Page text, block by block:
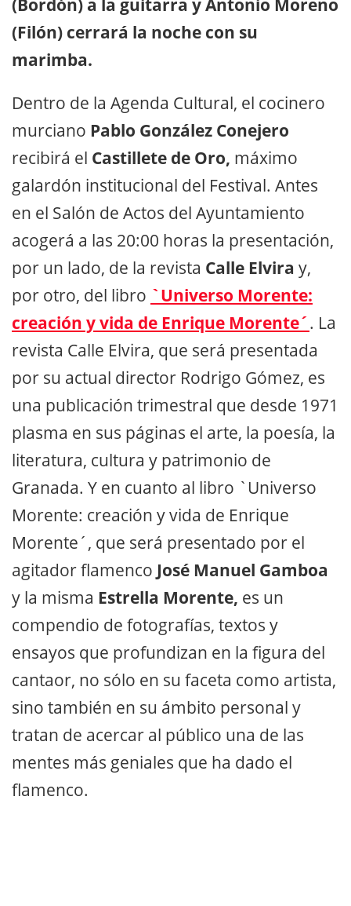
(Filón) cerrará la noche con su
marimba.
Dentro de la Agenda Cultural, el cocinero
murciano Pablo González Conejero
recibirá el Castillete de Oro, máximo
galardón institucional del Festival. Antes
en el Salón de Actos del Ayuntamiento
acogerá a las 20:00 horas la presentación,
por un lado, de la revista Calle Elvira y,
por otro, del libro `Universo Morente:
creación y vida de Enrique Morente´. La
revista Calle Elvira, que será presentada
por su actual director Rodrigo Gómez, es
una publicación trimestral que desde 1971
plasma en sus páginas el arte, la poesía, la
literatura, cultura y patrimonio de
Granada. Y en cuanto al libro `Universo
Morente: creación y vida de Enrique
Morente´, que será presentado por el
agitador flamenco José Manuel Gamboa
y la misma Estrella Morente, es un
compendio de fotografías, textos y
ensayos que profundizan en la figura del
cantaor, no sólo en su faceta como artista,
sino también en su ámbito personal y
tratan de acercar al público una de las
mentes más geniales que ha dado el
flamenco.